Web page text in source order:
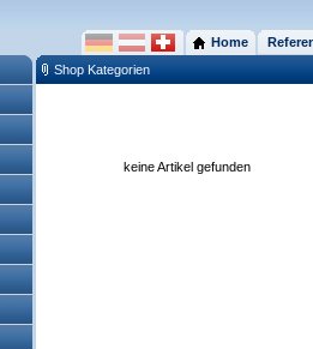
Home
Shop Kategorien
keine Artikel gefunden